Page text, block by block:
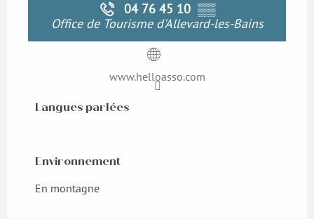
04 76 45 10 ▒▒
Office de Tourisme d'Allevard-les-Bains
www.helloasso.com
Langues parlées
Langues parlées
Environnement
Environnement
En montagne